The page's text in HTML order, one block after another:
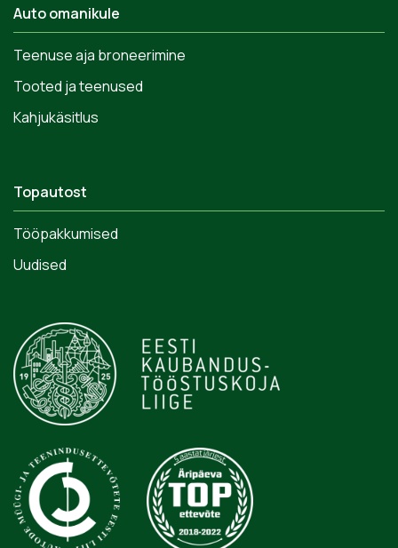
Auto omanikule
Teenuse aja broneerimine
Tooted ja teenused
Kahjukäsitlus
Topautost
Tööpakkumised
Uudised